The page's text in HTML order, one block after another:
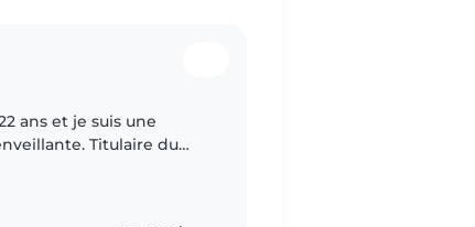
ans et je suis une
Titulaire du